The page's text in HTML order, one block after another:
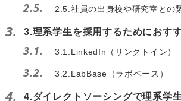
2.5. 2.5.社員の出身校や研究室との
3. 3.理系学生を採用するためにおす
3.1. 3.1.LinkedIn（リンクトイン）
3.2. 3.2.LabBase（ラボベース）
4. 4.ダイレクトソーシングで理系学